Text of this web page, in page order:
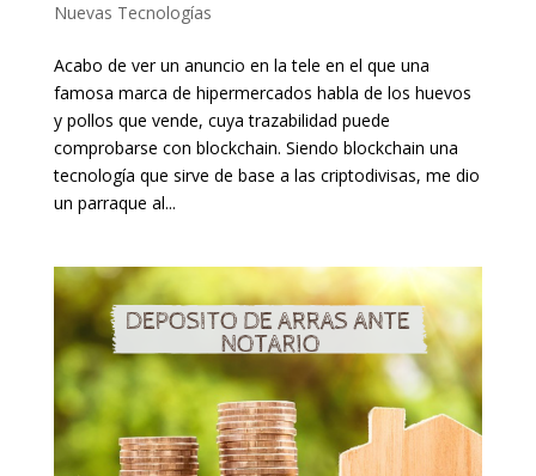
Nuevas Tecnologías
Acabo de ver un anuncio en la tele en el que una
famosa marca de hipermercados habla de los huevos
y pollos que vende, cuya trazabilidad puede
comprobarse con blockchain. Siendo blockchain una
tecnología que sirve de base a las criptodivisas, me dio
un parraque al...